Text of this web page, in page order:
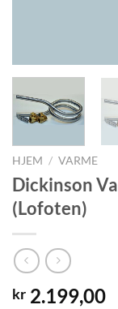
HJEM / VARME
Dickinson
(Lofoten)
kr 2.199,00